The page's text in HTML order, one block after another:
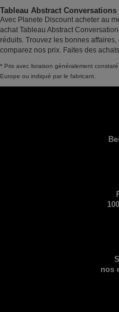
Tableau Abstract
Avec Planete Discount acheter au
achat Tableau Abstract
réduits. Trouvez les bonnes
comparez nos prix. Faites des
* Prix avec livraison généralement
Europe ou indiqué par le fabricant.
nos